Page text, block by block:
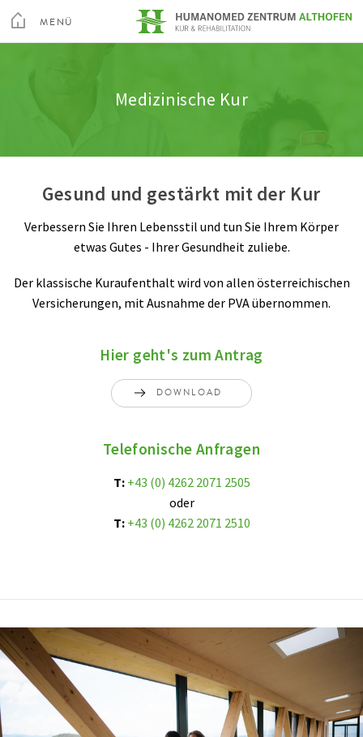
Menu
MENÜ
Privatklinik Maria Hilf
Arztsuche
Magazin Karriere Kontakt
Medizinische Kur
Herz-Kreislauf Rehabilitation
Stoffwechsel Rehabilitation
Onkologische Rehabilitation
Lungen Rehabilitation
Nieren Rehabilitation
Gesundheitsvorsorge Aktiv
Unsere Pflege
Berufspraktikum
Geschichte
Qualitätsmanagement
Rauchfreie Gesundheitseinrichtung
Ihr Aufenthalt
Freizeit
Altis Fitness Arena
Videos
Gesund und gestärkt mit der Kur
Verbessern Sie Ihren Lebensstil und tun Sie Ihrem Körper
etwas Gutes - Ihrer Gesundheit zuliebe.
Der klassische Kuraufenthalt wird von allen österreichischen
Versicherungen, mit Ausnahme der PVA übernommen.
Hier geht's zum Antrag
DOWNLOAD
Telefonische Anfragen
T: +43 (0) 4262 2071 2505
oder
T: +43 (0) 4262 2071 2510